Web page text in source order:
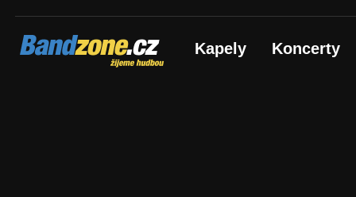
Bandzone.cz
žijeme hudbou Kapely Koncerty